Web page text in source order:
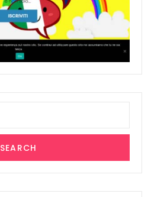
SEARCH